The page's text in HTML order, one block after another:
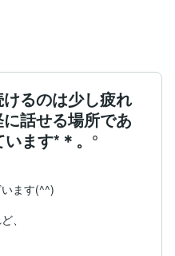
けるのは少し疲れ
話せる場所であ
ます*＊。°
ます(^^)
、